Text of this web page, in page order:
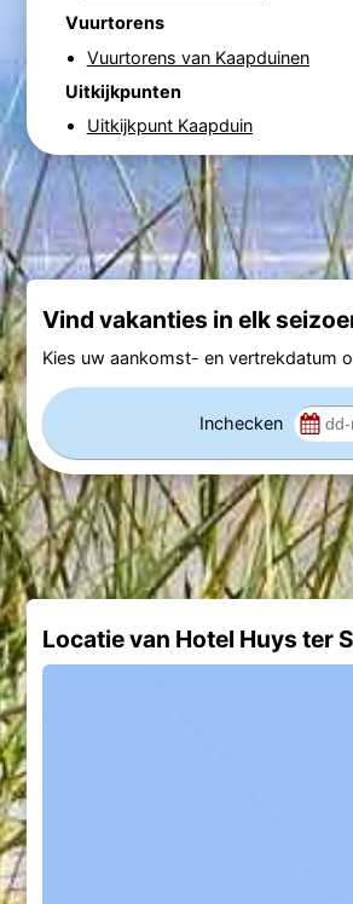
Vuurtorens
Vuurtorens van Kaapduinen
Uitkijkpunten
Uitkijkpunt Kaapduin
Vind vakanties in elk
Kies uw aankomst- en vertrekdatum
Inchecken
Locatie van Hotel Huys ter